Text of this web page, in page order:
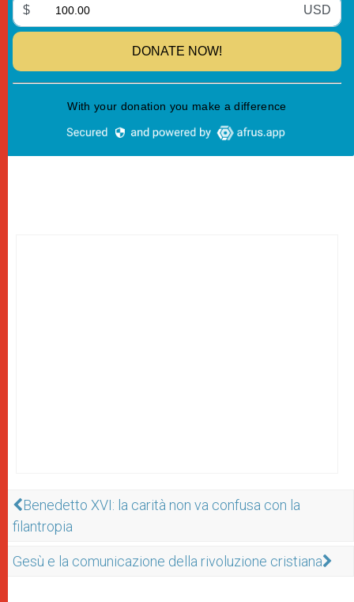
Benedetto XVI: la carità non va confusa con la
filantropia
Gesù e la comunicazione della rivoluzione cristiana